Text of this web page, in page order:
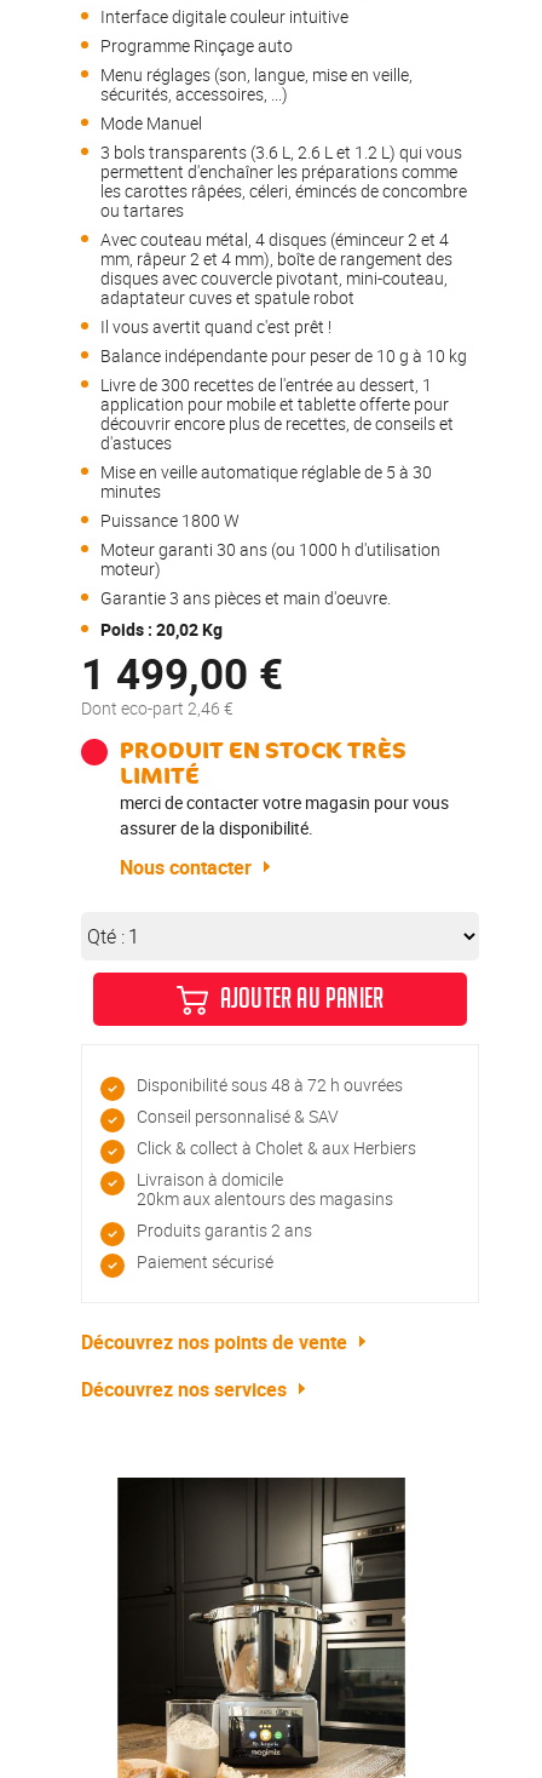
Interface digitale couleur intuitive
Programme Rinçage auto
Menu réglages (son, langue, mise en veille,
sécurités, accessoires, ...)
Mode Manuel
3 bols transparents (3.6 L, 2.6 L et 1.2 L) qui vous
permettent d'enchaîner les préparations comme
les carottes râpées, céleri, émincés de concombre
ou tartares
Avec couteau métal, 4 disques (éminceur 2 et 4
mm, râpeur 2 et 4 mm), boîte de rangement des
disques avec couvercle pivotant, mini-couteau,
adaptateur cuves et spatule robot
Il vous avertit quand c'est prêt !
Balance indépendante pour peser de 10 g à 10 kg
Livre de 300 recettes de l'entrée au dessert, 1
application pour mobile et tablette offerte pour
découvrir encore plus de recettes, de conseils et
d'astuces
Mise en veille automatique réglable de 5 à 30
minutes
Puissance 1800 W
Moteur garanti 30 ans (ou 1000 h d'utilisation
moteur)
Garantie 3 ans pièces et main d'oeuvre.
Poids : 20,02 Kg
1 499,00 €
Dont eco-part 2,46 €
PRODUIT EN STOCK TRÈS
LIMITÉ
merci de contacter votre magasin pour vous
assurer de la disponibilité.
Nous contacter
Qté :
AJOUTER AU PANIER
Disponibilité sous 48 à 72 h ouvrées
Conseil personnalisé & SAV
Click & collect à Cholet & aux Herbiers
Livraison à domicile
20km aux alentours des magasins
Produits garantis 2 ans
Paiement sécurisé
Découvrez nos points de vente
Découvrez nos services